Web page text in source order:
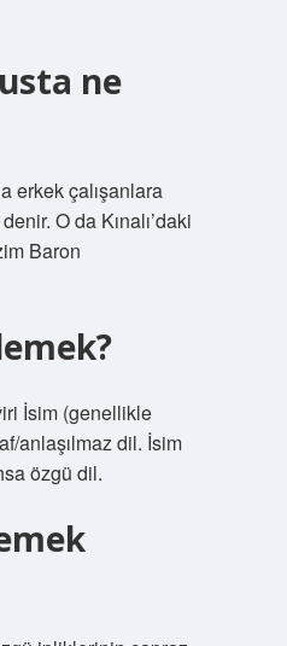
ne
erkek çalışanlara
O da Kınalı’daki
Baron
İsim (genellikle
anlaşılmaz dil. İsim
özgü dil.